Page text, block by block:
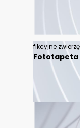
fikcyjne
Fototapeta